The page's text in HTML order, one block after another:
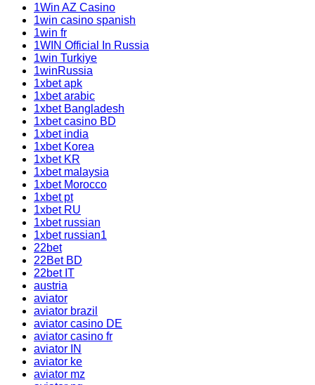
1Win AZ Casino
1win casino spanish
1win fr
1WIN Official In Russia
1win Turkiye
1winRussia
1xbet apk
1xbet arabic
1xbet Bangladesh
1xbet casino BD
1xbet india
1xbet Korea
1xbet KR
1xbet malaysia
1xbet Morocco
1xbet pt
1xbet RU
1xbet russian
1xbet russian1
22bet
22Bet BD
22bet IT
austria
aviator
aviator brazil
aviator casino DE
aviator casino fr
aviator IN
aviator ke
aviator mz